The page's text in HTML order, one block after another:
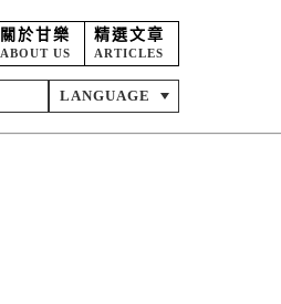
關於甘樂
ABOUT US
精選文章
ARTICLES
LANGUAGE